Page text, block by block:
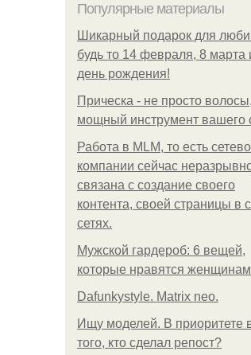
Популярные материалы
Шикарный подарок для
будь то 14 февраля, 8 марта
день рождения!
Прическа - не просто
мощный инструмент вашего
Работа в MLM, то есть
компании сейчас
связана с создание своего
контента, своей страницы в
сетях.
Мужской гардероб: 6 вещей,
которые нравятся женщинам
Dafunkystyle. Matrix neo.
Ищу моделей. В приоритете
того, кто сделал репост?